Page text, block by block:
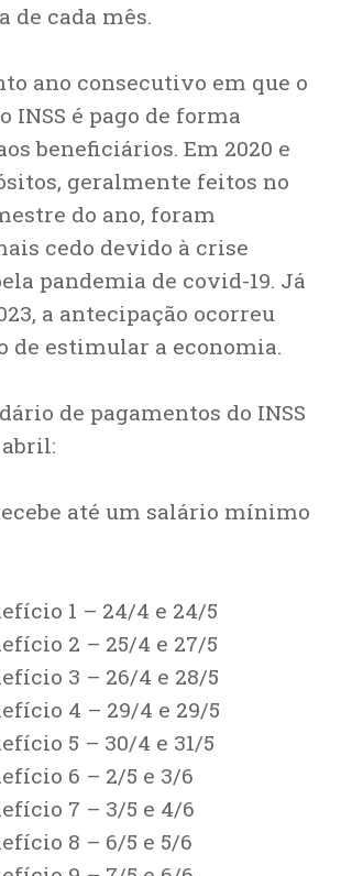
de cada mês.
ano consecutivo em que o
INSS é pago de forma
beneficiários. Em 2020 e
geralmente feitos no
do ano, foram
cedo devido à crise
pandemia de covid-19. Já
a antecipação ocorreu
de estimular a economia.
de pagamentos do INSS
até um salário mínimo
1 – 24/4 e 24/5
2 – 25/4 e 27/5
3 – 26/4 e 28/5
4 – 29/4 e 29/5
5 – 30/4 e 31/5
6 – 2/5 e 3/6
7 – 3/5 e 4/6
8 – 6/5 e 5/6